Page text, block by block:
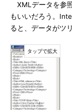
XMLデータを参
もいいだろう。
ると、データがツ